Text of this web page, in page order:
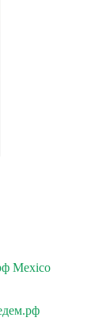
Mexico